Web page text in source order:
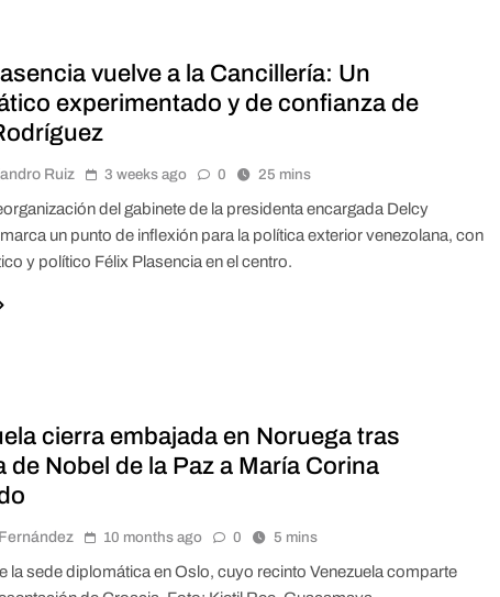
vuelve a la Cancillería: Un
experimentado y de confianza de
Ruiz 3 weeks ago 0 25 mins
del gabinete de la presidenta encargada Delcy
un punto de inflexión para la política exterior venezolana, con
y político Félix Plasencia en el centro.
cierra embajada en Noruega tras
de Nobel de la Paz a María Corina
10 months ago 0 5 mins
la sede diplomática en Oslo, cuyo recinto Venezuela comparte